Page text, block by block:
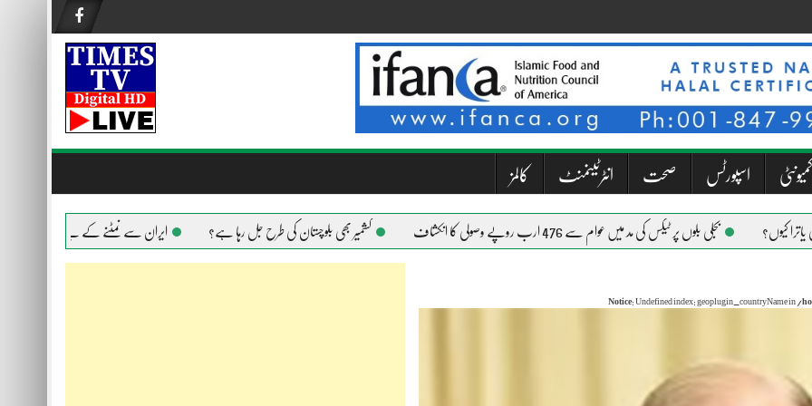
کمیونٹی اسپورٹس صحت انٹرٹینمنٹ کالمز
بجلی بلوں پر ٹیکس کی مد میں عوام سے 476 ارب روپے وصولی کا انکشاف کشمیر بھی بلوچستان کی طرح جل رہا ہے؟ ایران سے نمٹنے کے لیے امریکا ہر ہتھیار
Notice: Undefined index: geoplugin_countryName in /